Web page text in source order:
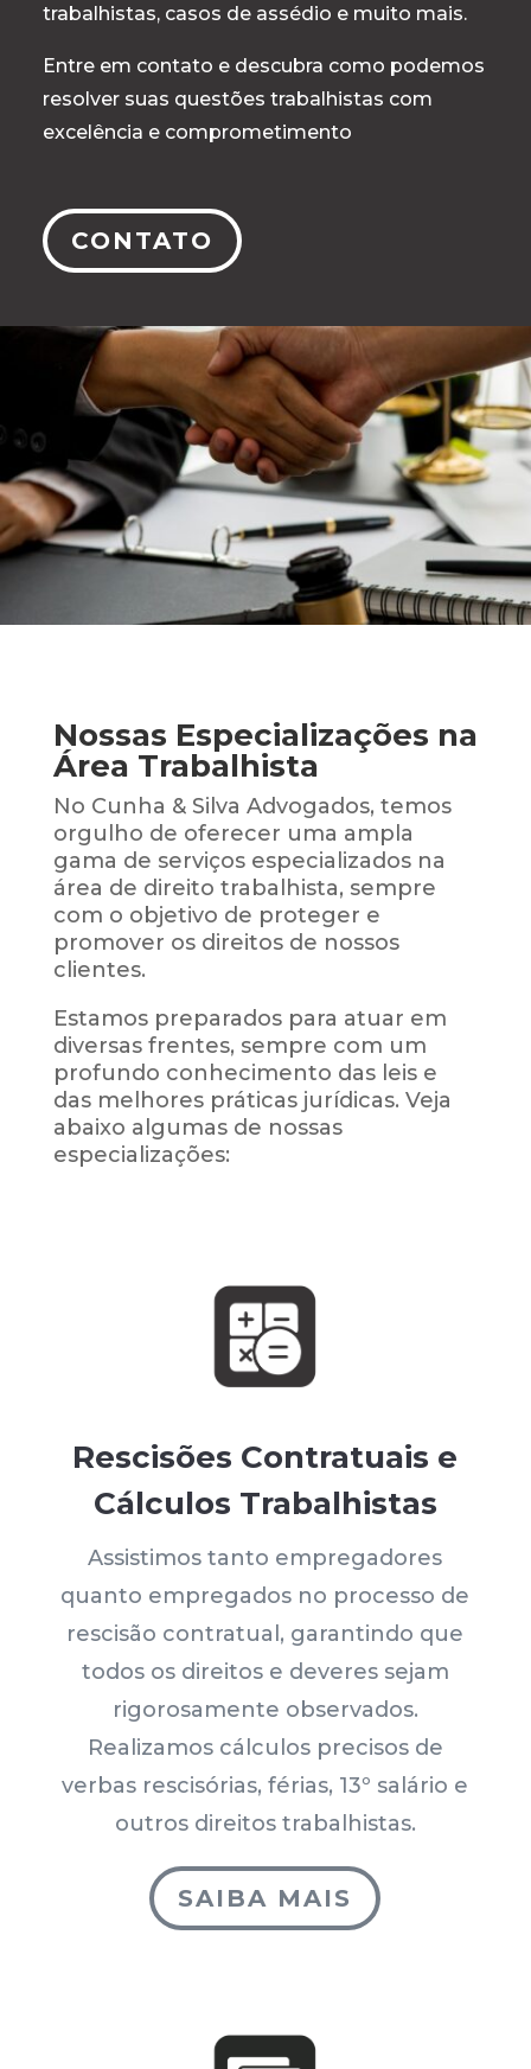
trabalhistas, casos de assédio e muito mais.
Entre em contato e descubra como podemos
resolver suas questões trabalhistas com
excelência e comprometimento
CONTATO
Nossas Especializações na
Área Trabalhista
No Cunha & Silva Advogados, temos
orgulho de oferecer uma ampla
gama de serviços especializados na
área de direito trabalhista, sempre
com o objetivo de proteger e
promover os direitos de nossos
clientes.
Estamos preparados para atuar em
diversas frentes, sempre com um
profundo conhecimento das leis e
das melhores práticas jurídicas. Veja
abaixo algumas de nossas
especializações:
Rescisões Contratuais e
Cálculos Trabalhistas
Assistimos tanto empregadores
quanto empregados no processo de
rescisão contratual, garantindo que
todos os direitos e deveres sejam
rigorosamente observados.
Realizamos cálculos precisos de
verbas rescisórias, férias, 13º salário e
outros direitos trabalhistas.
SAIBA MAIS